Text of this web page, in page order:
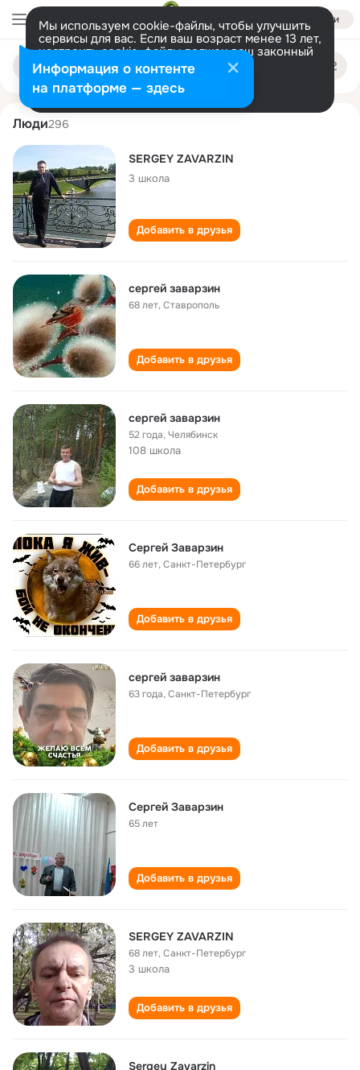
Войти
Мы используем cookie-файлы, чтобы улучшить
сервисы для вас. Если ваш возраст менее 13 лет,
настроить cookie-файлы должен ваш законный
представитель. Больше информации
Разрешить все Настроить
Поиск
людям
sergey zavarzin
Люди296
SERGEY ZAVARZIN
3 школа
Добавить в друзья
сергей заварзин
68 лет,Ставрополь
Добавить в друзья
сергей заварзин
52 года,Челябинск
108 школа
Добавить в друзья
Сергей Заварзин
66 лет,Санкт-Петербург
Добавить в друзья
сергей заварзин
63 года,Санкт-Петербург
Добавить в друзья
Сергей Заварзин
65 лет
Добавить в друзья
SERGEY ZAVARZIN
68 лет,Санкт-Петербург
3 школа
Добавить в друзья
Sergey Zavarzin
Информация о контенте
на платформе — здесь